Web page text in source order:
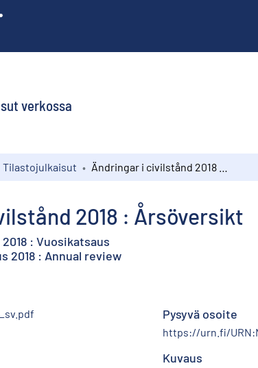
verkossa
Tilastojulkaisut
2018 : Årsöversikt
: Vuosikatsaus
2018 : Annual review
Pysyvä osoite
https://urn.fi/
Kuvaus